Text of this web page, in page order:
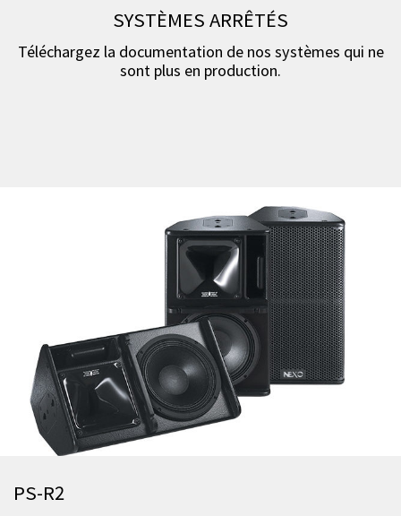
SYSTÈMES ARRÊTÉS
Téléchargez la documentation de nos systèmes qui ne
sont plus en production.
PS-R2